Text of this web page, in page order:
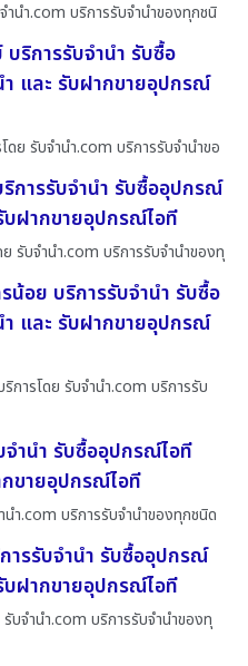
านํา.com บริการรับจำนำของทุกชนิ
ริการรับจำนำ รับซื้อ
และ รับฝากขายอุปกรณ์
ดย รับจํานํา.com บริการรับจำนำขอ
การรับจำนำ รับซื้ออุปกรณ์
บฝากขายอุปกรณ์ไอที
รับจํานํา.com บริการรับจำนำของทุ
น้อย บริการรับจำนำ รับซื้อ
และ รับฝากขายอุปกรณ์
การโดย รับจํานํา.com บริการรับ
จำนำ รับซื้ออุปกรณ์ไอที
ขายอุปกรณ์ไอที
า.com บริการรับจำนำของทุกชนิด
ารรับจำนำ รับซื้ออุปกรณ์
บฝากขายอุปกรณ์ไอที
บจํานํา.com บริการรับจำนำของทุ